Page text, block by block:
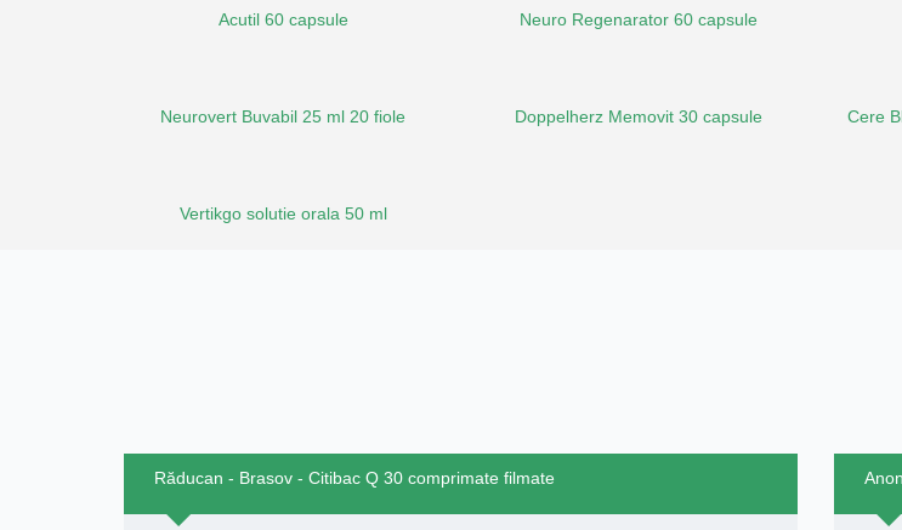
Acutil 60 capsule Neuro Regenarator 60 capsule
Neurovert Buvabil 25 ml 20 fiole Doppelherz Memovit 30 capsule Cere
Vertikgo solutie orala 50 ml
Răducan - Brasov - Citibac Q 30 comprimate filmate